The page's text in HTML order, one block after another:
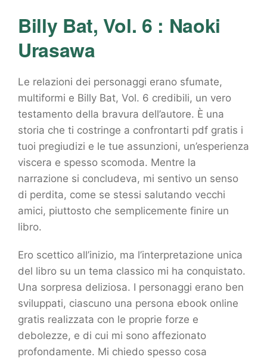
Billy Bat, Vol. 6 : Naoki
Urasawa
Le relazioni dei personaggi erano sfumate,
multiformi e Billy Bat, Vol. 6 credibili, un vero
testamento della bravura dell’autore. È una
storia che ti costringe a confrontarti pdf gratis i
tuoi pregiudizi e le tue assunzioni, un’esperienza
viscera e spesso scomoda. Mentre la
narrazione si concludeva, mi sentivo un senso
di perdita, come se stessi salutando vecchi
amici, piuttosto che semplicemente finire un
libro.
Ero scettico all’inizio, ma l’interpretazione unica
del libro su un tema classico mi ha conquistato.
Una sorpresa deliziosa. I personaggi erano ben
sviluppati, ciascuno una persona ebook online
gratis realizzata con le proprie forze e
debolezze, e di cui mi sono affezionato
profondamente. Mi chiedo spesso cosa